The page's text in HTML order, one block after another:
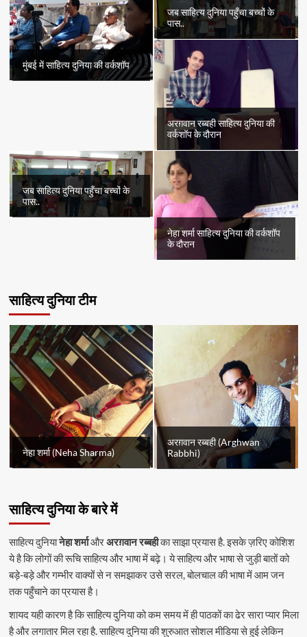
मुंबई में साहित्य दुनिया की वर्कशॉप
जब साहित्य दुनिया पहुँचा बच्चों के
पास..
अरग़वान रब्बही साहित्य दुनिया की
वर्कशॉप के दौरान
जब साहित्य दुनिया पहुँचा बच्चों के
पास..
नेहा शर्मा साहित्य दुनिया की वर्कशॉप
के दौरान
साहित्य दुनिया टीम
नेहा शर्मा (Neha Sharma)
अरग़वान रब्बही (Arghwan
Rabbhi)
साहित्य दुनिया के बारे में
साहित्य दुनियानेहा शर्माऔरअरग़वान रब्बहीका साझा प्रयास है. इसके ज़रिए कोशिश
ये है कि लोगों की रूचि साहित्य और भाषा में बढ़े। ये साहित्य और भाषा से जुड़ी बातों को
बड़े-बड़े और गम्भीर वाक्यों से न समझाकर उसे सरल, बोलचाल की भाषा में आम जन
तक पहुँचाने का प्रयास है।
शायद यही कारण है कि साहित्य दुनिया को कम समय में ही पाठकों का ढेर सारा प्यार मिला
है और लगातार मिल रहा है. साहित्य दुनिया की शुरुआत सोशल मीडिया से हुई लेकिन